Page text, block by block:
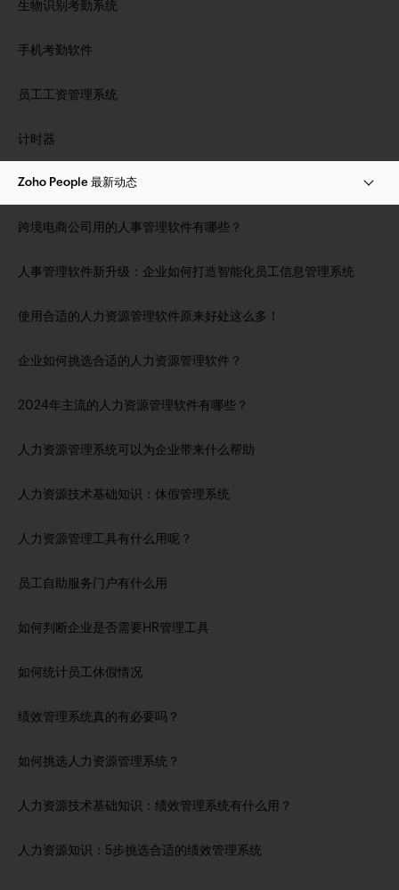
生物识别考勤系统
手机考勤软件
员工工资管理系统
计时器
Zoho People 最新动态
跨境电商公司用的人事管理软件有哪些？
人事管理软件新升级：企业如何打造智能化员工信息管理系统
使用合适的人力资源管理软件原来好处这么多！
企业如何挑选合适的人力资源管理软件？
2024年主流的人力资源管理软件有哪些？
人力资源管理系统可以为企业带来什么帮助
人力资源技术基础知识：休假管理系统
人力资源管理工具有什么用呢？
员工自助服务门户有什么用
如何判断企业是否需要HR管理工具
如何统计员工休假情况
绩效管理系统真的有必要吗？
如何挑选人力资源管理系统？
人力资源技术基础知识：绩效管理系统有什么用？
人力资源知识：5步挑选合适的绩效管理系统